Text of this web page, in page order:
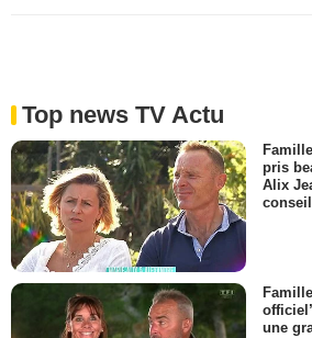
Top news TV Actu
pris
Alix
une